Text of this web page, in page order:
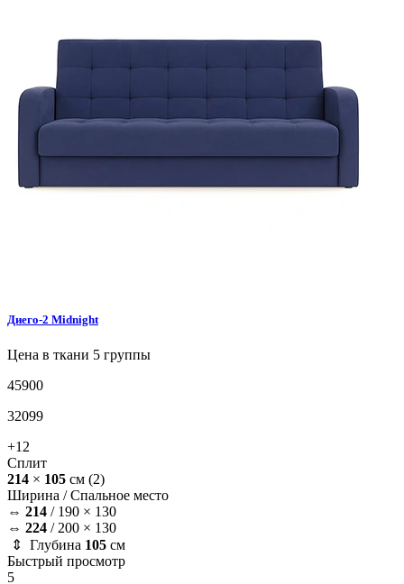
Диего-2 Midnight
Цена в ткани 5 группы
45900
32099
+12
Сплит
214 × 105 см (2)
Ширина /Спальное место
⇔ 214 / 190 × 130
⇔ 224 / 200 × 130
⇕ Глубина 105 см
Быстрый просмотр
5